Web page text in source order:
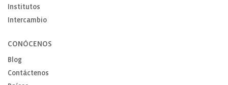
Institutos
Intercambio
CONÓCENOS
Blog
Contáctenos